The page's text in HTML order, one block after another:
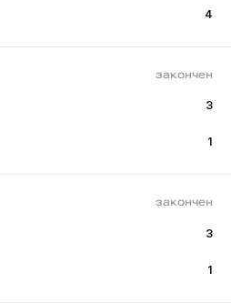
4
закончен
3
1
закончен
3
1